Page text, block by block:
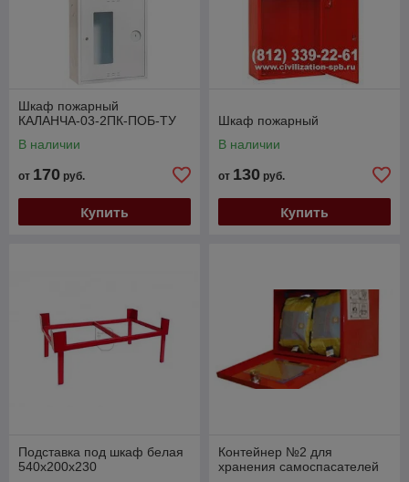
Шкаф пожарный
КАЛАНЧА-03-2ПК-ПОБ-ТУ
В наличии
от 170 руб.
Купить
Шкаф пожарный
В наличии
от 130 руб.
Купить
Подставка под шкаф белая
540х200х230
Контейнер №2 для
хранения самоспасателей